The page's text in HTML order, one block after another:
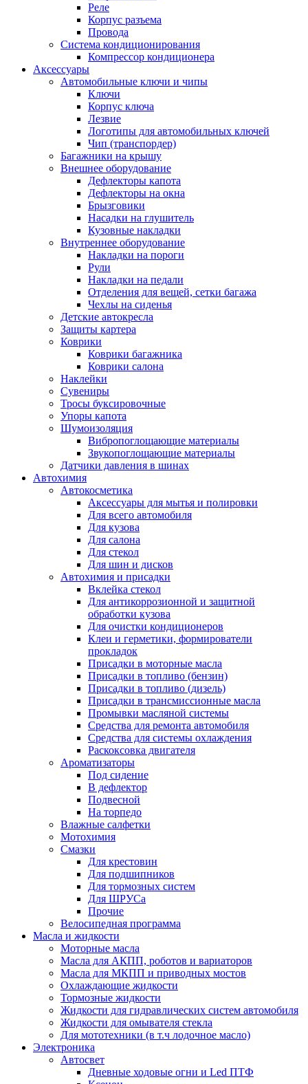
Реле
Корпус разъема
Провода
Система кондиционирования
Компрессор кондиционера
Аксессуары
Автомобильные ключи и чипы
Ключи
Корпус ключа
Лезвие
Логотипы для автомобильных ключей
Чип (транспордер)
Багажники на крышу
Внешнее оборудование
Дефлекторы капота
Дефлекторы на окна
Брызговики
Насадки на глушитель
Кузовные накладки
Внутреннее оборудование
Накладки на пороги
Рули
Накладки на педали
Отделения для вещей, сетки багажа
Чехлы на сиденья
Детские автокресла
Защиты картера
Коврики
Коврики багажника
Коврики салона
Наклейки
Сувениры
Тросы буксировочные
Упоры капота
Шумоизоляция
Вибропоглощающие материалы
Звукопоглощающие материалы
Датчики давления в шинах
Автохимия
Автокосметика
Аксессуары для мытья и полировки
Для всего автомобиля
Для кузова
Для салона
Для стекол
Для шин и дисков
Автохимия и присадки
Вклейка стекол
Для антикоррозионной и защитной
обработки кузова
Для очистки кондиционеров
Клеи и герметики, формирователи
прокладок
Присадки в моторные масла
Присадки в топливо (бензин)
Присадки в топливо (дизель)
Присадки в трансмиссионные масла
Промывки масляной системы
Средства для ремонта автомобиля
Средства для системы охлаждения
Раскоксовка двигателя
Ароматизаторы
Под сидение
В дефлектор
Подвесной
На торпедо
Влажные салфетки
Мотохимия
Смазки
Для крестовин
Для подшипников
Для тормозных систем
Для ШРУСа
Прочие
Велосипедная программа
Масла и жидкости
Моторные масла
Масла для АКПП, роботов и вариаторов
Масла для МКПП и приводных мостов
Охлаждающие жидкости
Тормозные жидкости
Жидкости для гидравлических систем автомобиля
Жидкости для омывателя стекла
Для мототехники (в т.ч лодочное масло)
Электроника
Автосвет
Дневные ходовые огни и Led ПТФ